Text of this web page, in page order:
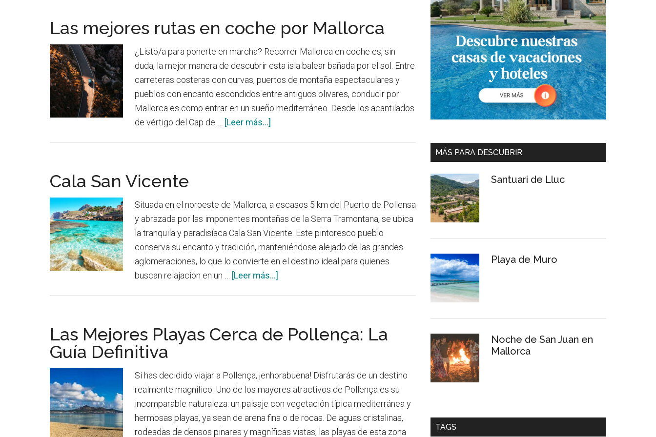
Las mejores rutas en coche por Mallorca
¿Listo/a para ponerte en marcha? Recorrer Mallorca en coche es, sin
duda, la mejor manera de descubrir esta isla balear bañada por el sol. Entre
carreteras costeras con curvas, puertos de montaña espectaculares y
pueblos con encanto escondidos entre antiguos olivares, conducir por
Mallorca es como entrar en un sueño mediterráneo. Desde los acantilados
de vértigo del Cap de … [Leer más...]
coche
por
Mallorca
Cala San Vicente
Situada en el noroeste de Mallorca, a escasos 5 km del Puerto de Pollensa
y abrazada por las imponentes montañas de la Serra Tramontana, se ubica
la tranquila y paradisíaca Cala San Vicente. Este pintoresco pueblo
conserva su encanto y tradición, manteniéndose alejado de las grandes
aglomeraciones, lo que lo convierte en el destino ideal para quienes
buscan relajación en un … [Leer más...]
Vicente
Las Mejores Playas Cerca de Pollença: La
Guía Definitiva
Si has decidido viajar a Pollença, ¡enhorabuena! Disfrutarás de un destino
realmente magnífico. Uno de los mayores atractivos de Pollença es su
incomparable naturaleza: un paisaje con vegetación típica mediterránea y
hermosas playas, ya sean de arena fina o de rocas. De aguas cristalinas,
rodeadas de densos pinares y magníficas vistas, las playas de esta zona
MÁS PARA DESCUBRIR
Santuari de Lluc
Playa de Muro
Noche de San Juan en
Mallorca
TAGS